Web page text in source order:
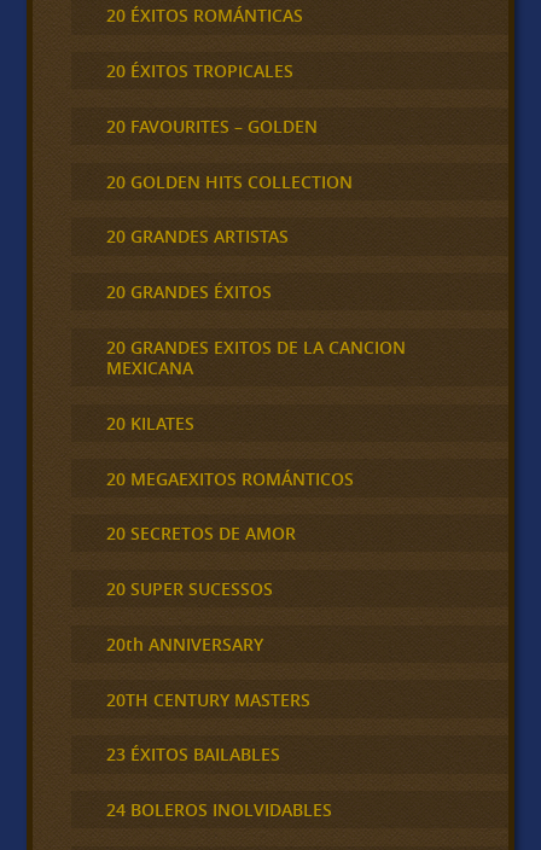
20 ÉXITOS ROMÁNTICAS
20 ÉXITOS TROPICALES
20 FAVOURITES – GOLDEN
20 GOLDEN HITS COLLECTION
20 GRANDES ARTISTAS
20 GRANDES ÉXITOS
20 GRANDES EXITOS DE LA CANCION
MEXICANA
20 KILATES
20 MEGAEXITOS ROMÁNTICOS
20 SECRETOS DE AMOR
20 SUPER SUCESSOS
20th ANNIVERSARY
20TH CENTURY MASTERS
23 ÉXITOS BAILABLES
24 BOLEROS INOLVIDABLES